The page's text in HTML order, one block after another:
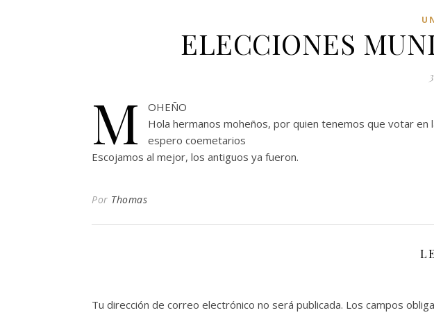
ELECCIONES
M
OHEÑO
Hola hermanos moheños, por quien tenemos que votar en
espero coemetarios
Escojamos al mejor, los antiguos ya fueron.
Por Thomas
Tu dirección de correo electrónico no será publicada. Los campos